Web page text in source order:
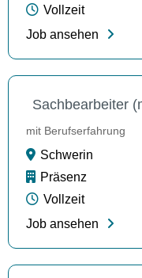
Vollzeit
Job ansehen
Sachbearbeiter
mit Berufserfahrung
Schwerin
Präsenz
Vollzeit
Job ansehen